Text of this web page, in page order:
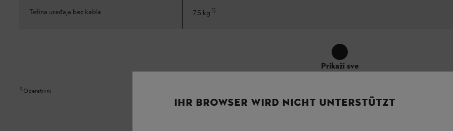
Težina uređaja bez kabla 7.5 kg 1)
Prikaži sve
1) Operativni
IHR BROWSER WIRD NICHT UNTERSTÜTZT